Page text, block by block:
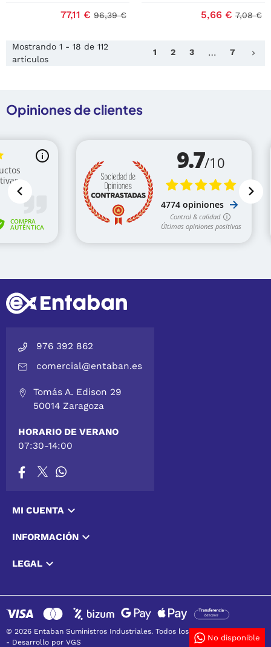
77,11 € 96,39 € 5,66 € 7,08 €
Mostrando 1 - 18 de 112
artículos
1 2 3 … 7 keyboard_arrow_right
Opiniones de clientes
976 392 862
comercial@entaban.es
Tomás A. Edison 29
50014 Zaragoza
HORARIO DE VERANO
07:30-14:00
MI CUENTA 
INFORMACIÓN 
LEGAL 
© 2026 Entaban Suministros Industriales. Todos los derechos reservados
- Desarrollo por VGS No disponible